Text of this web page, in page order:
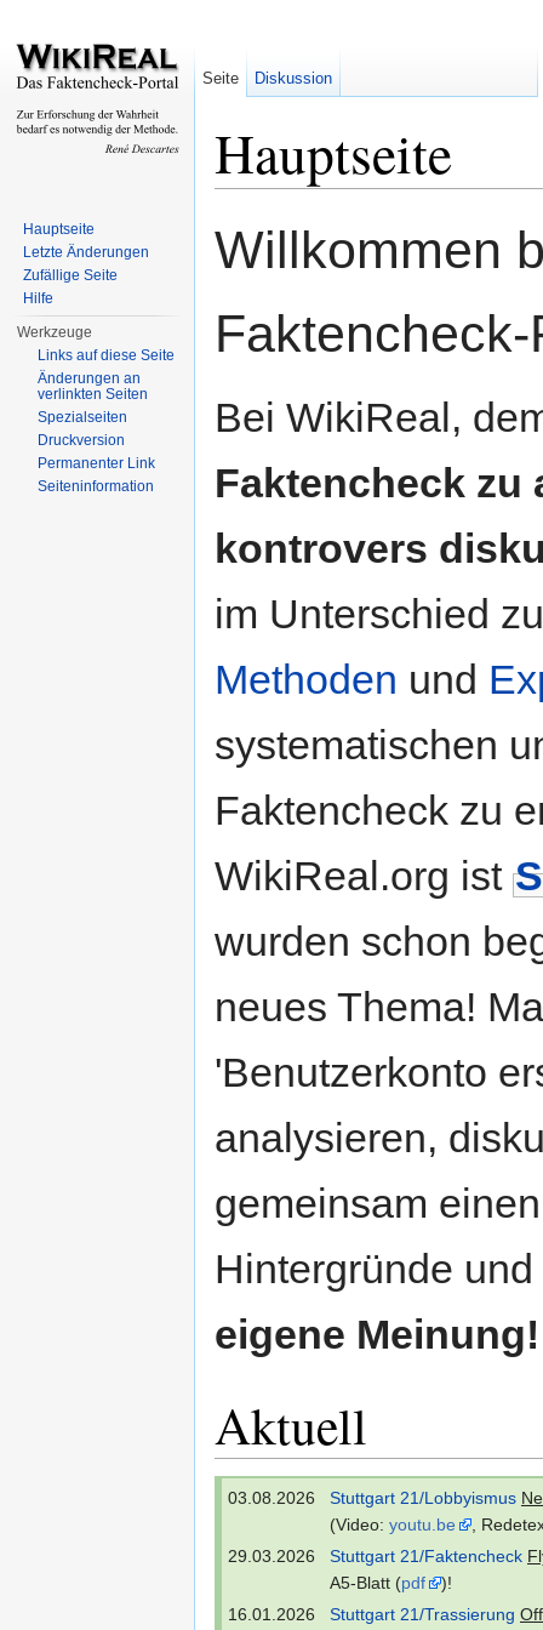
Hauptseite
Willkommen
Bei WikiReal,
Faktencheck zu
kontrovers
im Unterschied
Methoden und
systematischen
Faktencheck zu
WikiReal.org ist
wurden schon
neues Thema!
'Benutzerkonto
analysieren,
gemeinsam
Hintergründe
eigene Meinung!
Aktuell
03.08.2026 Stuttgart 21/Lobbyismus
(Video: youtu.be
,
29.03.2026
Stuttgart 21/Faktencheck
A5-Blatt (pdf
)!
16.01.2026
Stuttgart 21/Trassierung
Seite Diskussion
Hauptseite
Letzte Änderungen
Zufällige Seite
Hilfe
Werkzeuge
Links auf diese Seite
Änderungen an
verlinkten Seiten
Spezialseiten
Druckversion
Permanenter Link
Seiteninformation